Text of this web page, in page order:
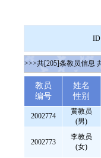
ID
>>>共[205]条教员信息
教员
编号
姓名
性别
2002774
黄教员
(男)
2002773
李教员
(女)